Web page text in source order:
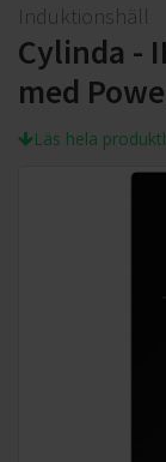
Induktionshäll
Cylinda -
med
Läs hela